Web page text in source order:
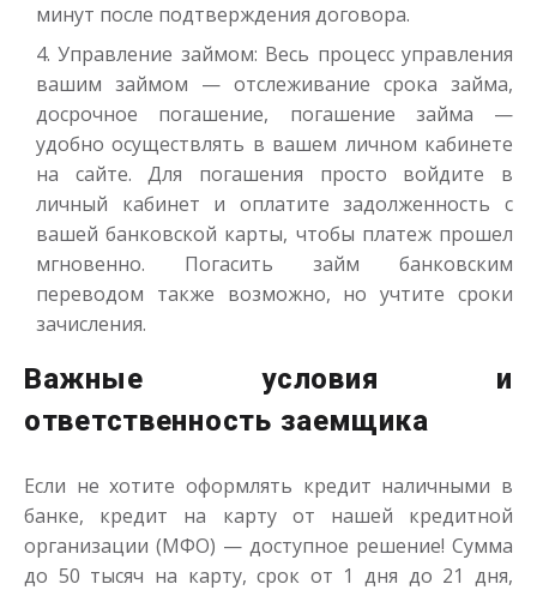
минут после подтверждения договора.
Управление займом: Весь процесс управления
вашим займом — отслеживание срока займа,
досрочное погашение, погашение займа —
удобно осуществлять в вашем личном кабинете
на сайте. Для погашения просто войдите в
личный кабинет и оплатите задолженность с
вашей банковской карты, чтобы платеж прошел
мгновенно. Погасить займ банковским
переводом также возможно, но учтите сроки
зачисления.
Важные условия и
ответственность заемщика
Если не хотите оформлять кредит наличными в
банке, кредит на карту от нашей кредитной
организации (МФО) — доступное решение! Сумма
до 50 тысяч на карту, срок от 1 дня до 21 дня,